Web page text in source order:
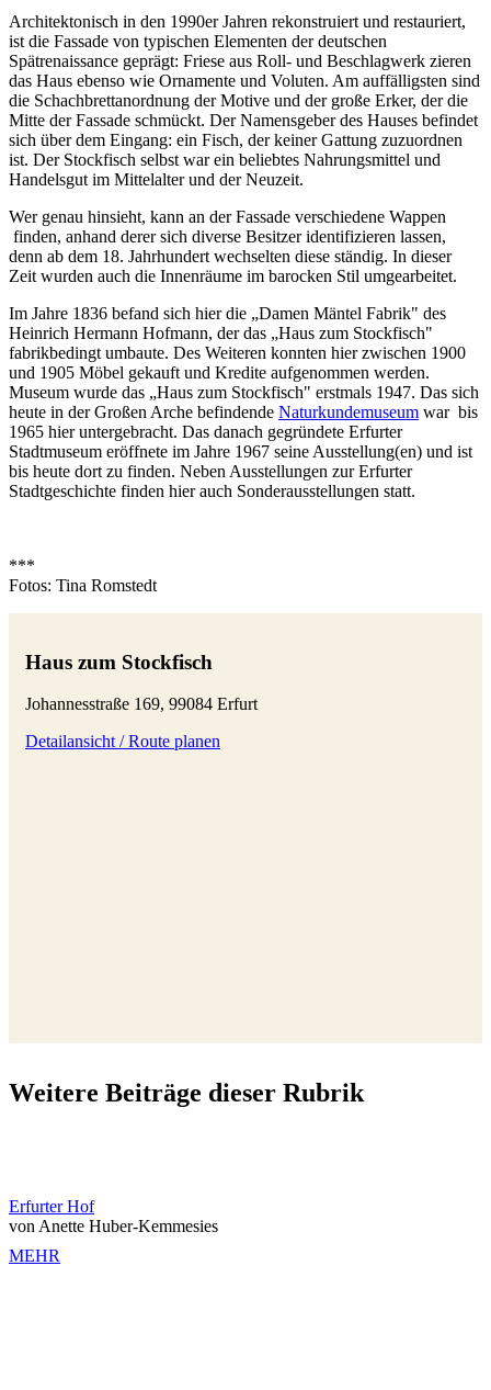
Architektonisch in den 1990er Jahren rekonstruiert und restauriert,
ist die Fassade von typischen Elementen der deutschen
Spätrenaissance geprägt: Friese aus Roll- und Beschlagwerk zieren
das Haus ebenso wie Ornamente und Voluten. Am auffälligsten sind
die Schachbrettanordnung der Motive und der große Erker, der die
Mitte der Fassade schmückt. Der Namensgeber des Hauses befindet
sich über dem Eingang: ein Fisch, der keiner Gattung zuzuordnen
ist. Der Stockfisch selbst war ein beliebtes Nahrungsmittel und
Handelsgut im Mittelalter und der Neuzeit.
Wer genau hinsieht, kann an der Fassade verschiedene Wappen
finden, anhand derer sich diverse Besitzer identifizieren lassen,
denn ab dem 18. Jahrhundert wechselten diese ständig. In dieser
Zeit wurden auch die Innenräume im barocken Stil umgearbeitet.
Im Jahre 1836 befand sich hier die „Damen Mäntel Fabrik" des
Heinrich Hermann Hofmann, der das „Haus zum Stockfisch"
fabrikbedingt umbaute. Des Weiteren konnten hier zwischen 1900
und 1905 Möbel gekauft und Kredite aufgenommen werden.
Museum wurde das „Haus zum Stockfisch" erstmals 1947. Das sich
heute in der Großen Arche befindende Naturkundemuseum war bis
1965 hier untergebracht. Das danach gegründete Erfurter
Stadtmuseum eröffnete im Jahre 1967 seine Ausstellung(en) und ist
bis heute dort zu finden. Neben Ausstellungen zur Erfurter
Stadtgeschichte finden hier auch Sonderausstellungen statt.
***
Fotos: Tina Romstedt
Haus zum Stockfisch
Johannesstraße 169, 99084 Erfurt
Detailansicht / Route planen
Weitere Beiträge dieser Rubrik
Erfurter Hof
von Anette Huber-Kemmesies
MEHR